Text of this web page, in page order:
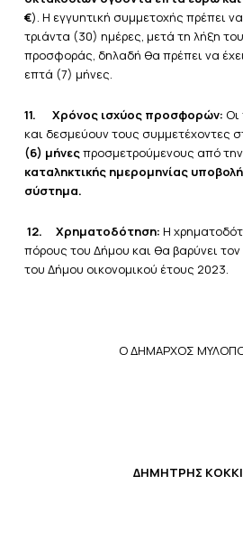
€). Η εγγυητική συμμετοχής πρέπει
τριάντα (30) ημέρες, μετά τη λήξη
προσφοράς, δηλαδή θα πρέπει να
επτά (7) μήνες.
11. Χρόνος ισχύος προσφορών:
και δεσμεύουν τους συμμετέχοντες
(6) μήνεςπροσμετρούμενους από την
καταληκτικής ημερομηνίας
σύστημα.
12. Χρηματοδότηση: Η
πόρους του Δήμου και θα βαρύνει τον
του Δήμου οικονομικού έτους 2023.
Ο ΔΗΜΑΡΧΟΣ
ΔΗΜΗΤΡΗΣ